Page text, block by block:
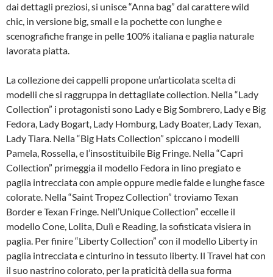
dai dettagli preziosi, si unisce “Anna bag” dal carattere wild
chic, in versione big, small e la pochette con lunghe e
scenografiche frange in pelle 100% italiana e paglia naturale
lavorata piatta.
La collezione dei cappelli propone un’articolata scelta di
modelli che si raggruppa in dettagliate collection. Nella “Lady
Collection” i protagonisti sono Lady e Big Sombrero, Lady e Big
Fedora, Lady Bogart, Lady Homburg, Lady Boater, Lady Texan,
Lady Tiara. Nella “Big Hats Collection” spiccano i modelli
Pamela, Rossella, e l’insostituibile Big Fringe. Nella “Capri
Collection” primeggia il modello Fedora in lino pregiato e
paglia intrecciata con ampie oppure medie falde e lunghe fasce
colorate. Nella “Saint Tropez Collection” troviamo Texan
Border e Texan Fringe. Nell’Unique Collection” eccelle il
modello Cone, Lolita, Dulì e Reading, la sofisticata visiera in
paglia. Per finire “Liberty Collection” con il modello Liberty in
paglia intrecciata e cinturino in tessuto liberty. Il Travel hat con
il suo nastrino colorato, per la praticità della sua forma